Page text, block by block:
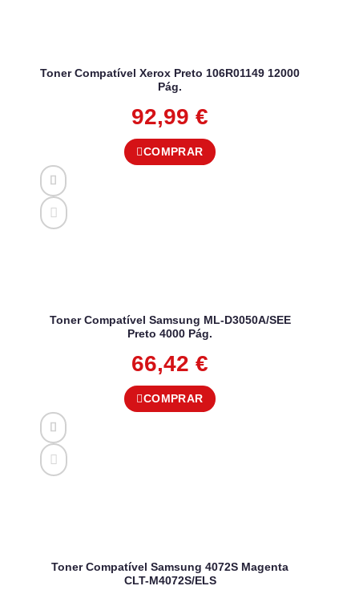
Toner Compatível Xerox Preto 106R01149 12000
Pág.
92,99 €
COMPRAR
Toner Compatível Samsung ML-D3050A/SEE
Preto 4000 Pág.
66,42 €
COMPRAR
Toner Compatível Samsung 4072S Magenta
CLT-M4072S/ELS